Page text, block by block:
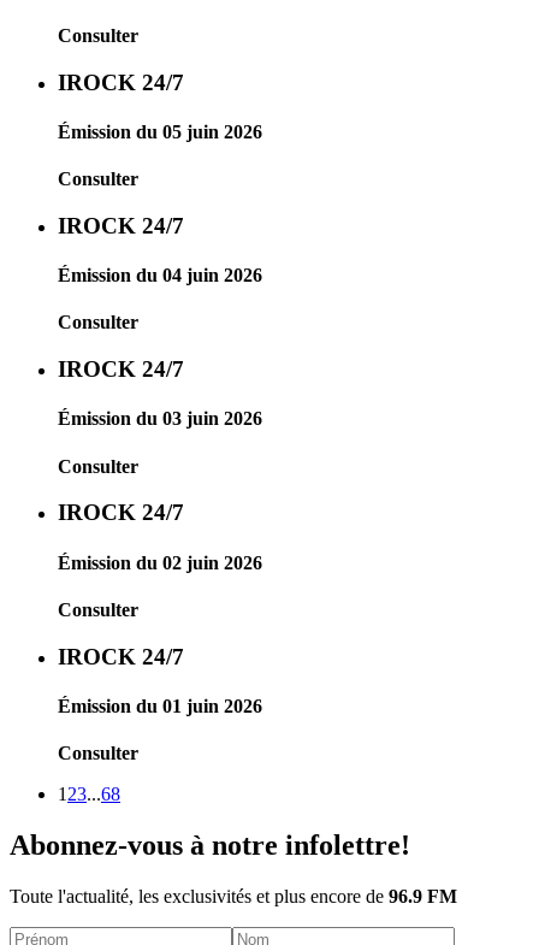
Consulter
IROCK 24/7
Émission du 05 juin 2026
Consulter
IROCK 24/7
Émission du 04 juin 2026
Consulter
IROCK 24/7
Émission du 03 juin 2026
Consulter
IROCK 24/7
Émission du 02 juin 2026
Consulter
IROCK 24/7
Émission du 01 juin 2026
Consulter
1 23...68
Abonnez-vous à notre infolettre!
Toute l'actualité, les exclusivités et plus encore de 96.9 FM